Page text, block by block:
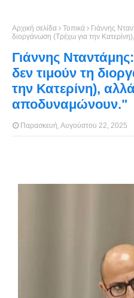
Αρχική σελίδα Τοπικά
Γιάννης
διοργάνωση (Τρέχω για την
Γιάννης Νταντάμης:
δεν τιμούν τη
την Κατερίνη),
αποδυναμώνουν."
Παρασκευή, Αυγούστου 22, 2025